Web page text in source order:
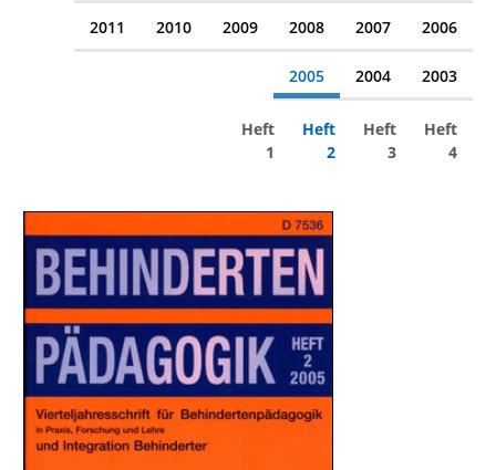
2011 2010 2009 2008 2007 2006
2005 2004 2003
Heft
1
Heft
2
Heft
3
Heft
4